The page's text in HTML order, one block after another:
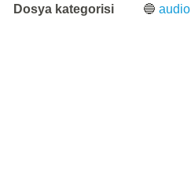
Dosya kategorisi 🔵audio